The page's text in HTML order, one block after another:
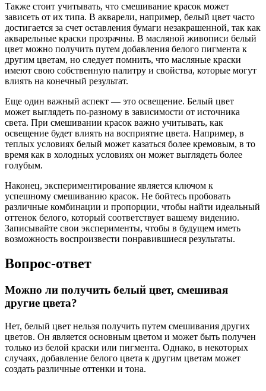
Также стоит учитывать, что смешивание красок может
зависеть от их типа. В акварели, например, белый цвет часто
достигается за счет оставления бумаги незакрашенной, так как
акварельные краски прозрачны. В масляной живописи белый
цвет можно получить путем добавления белого пигмента к
другим цветам, но следует помнить, что масляные краски
имеют свою собственную палитру и свойства, которые могут
влиять на конечный результат.
Еще один важный аспект — это освещение. Белый цвет
может выглядеть по-разному в зависимости от источника
света. При смешивании красок важно учитывать, как
освещение будет влиять на восприятие цвета. Например, в
теплых условиях белый может казаться более кремовым, в то
время как в холодных условиях он может выглядеть более
голубым.
Наконец, экспериментирование является ключом к
успешному смешиванию красок. Не бойтесь пробовать
различные комбинации и пропорции, чтобы найти идеальный
оттенок белого, который соответствует вашему видению.
Записывайте свои эксперименты, чтобы в будущем иметь
возможность воспроизвести понравившиеся результаты.
Вопрос-ответ
Можно ли получить белый цвет, смешивая
другие цвета?
Нет, белый цвет нельзя получить путем смешивания других
цветов. Он является основным цветом и может быть получен
только из белой краски или пигмента. Однако, в некоторых
случаях, добавление белого цвета к другим цветам может
создать различные оттенки и тона.